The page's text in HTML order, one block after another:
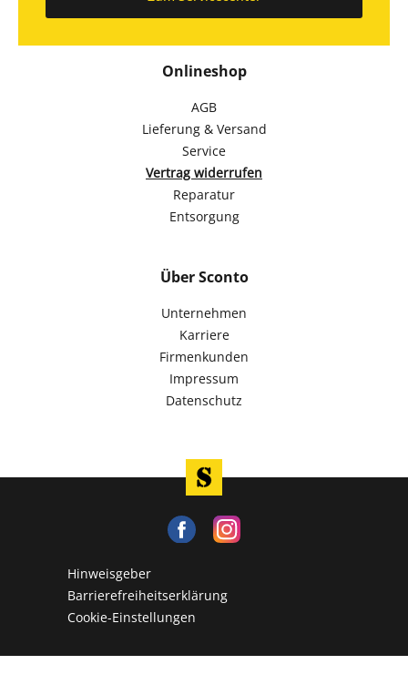
Onlineshop
AGB
Lieferung & Versand
Service
Vertrag widerrufen
Reparatur
Entsorgung
Über Sconto
Unternehmen
Karriere
Firmenkunden
Impressum
Datenschutz
Hinweisgeber
Barrierefreiheitserklärung
Cookie-Einstellungen